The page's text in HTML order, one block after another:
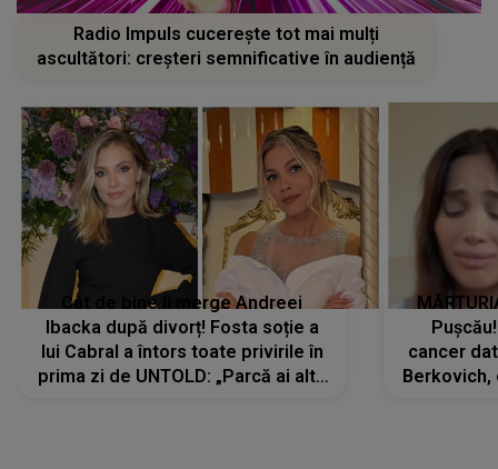
Radio Impuls cucerește tot mai mulți
ascultători: creșteri semnificative în audiență
Cât de bine îi merge Andreei
Ibacka după divorț! Fosta soție a
lui Cabral a întors toate privirile în
prima zi de UNTOLD: „Parcă ai altă
cancer
Berkovich,